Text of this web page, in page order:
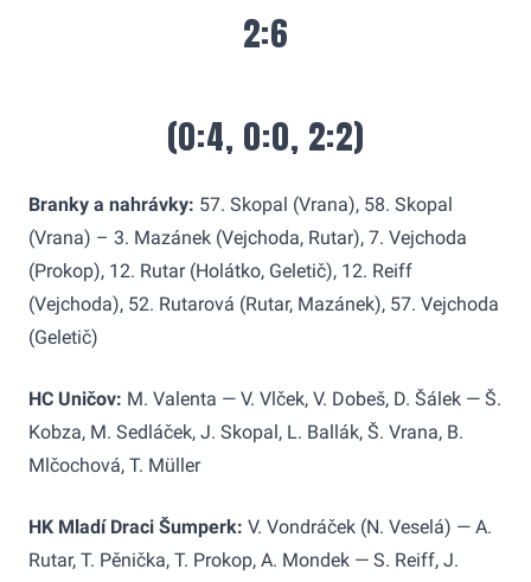
2:6
(0:4, 0:0, 2:2)
Branky a nahrávky: 57. Skopal (Vrana), 58. Skopal
(Vrana) – 3. Mazánek (Vejchoda, Rutar), 7. Vejchoda
(Prokop), 12. Rutar (Holátko, Geletič), 12. Reiff
(Vejchoda), 52. Rutarová (Rutar, Mazánek), 57. Vejchoda
(Geletič)
HC Uničov: M. Valenta — V. Vlček, V. Dobeš, D. Šálek — Š.
Kobza, M. Sedláček, J. Skopal, L. Ballák, Š. Vrana, B.
Mlčochová, T. Müller
HK Mladí Draci Šumperk: V. Vondráček (N. Veselá) — A.
Rutar, T. Pěnička, T. Prokop, A. Mondek — S. Reiff, J.